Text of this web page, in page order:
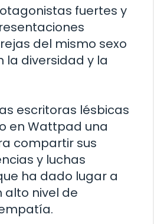
fuertes y
del mismo sexo
la diversidad y la
escritoras lésbicas
en Wattpad una
compartir sus
y luchas
ha dado lugar a
alto nivel de